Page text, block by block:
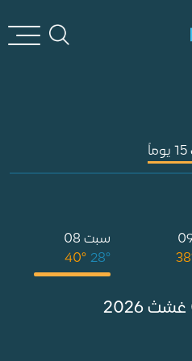
سبت 08
40° 28°